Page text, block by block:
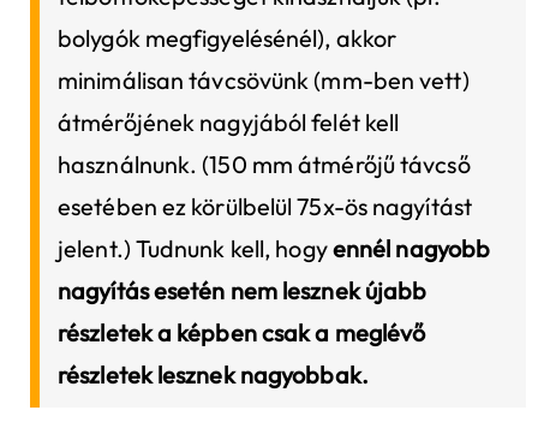
bolygók megfigyelésénél), akkor
minimálisan távcsövünk (mm-ben vett)
átmérőjének nagyjából felét kell
használnunk. (150 mm átmérőjű távcső
esetében ez körülbelül 75x-ös nagyítást
jelent.) Tudnunk kell, hogyennél nagyobb
nagyítás esetén nem lesznek újabb
részletek a képben csak a meglévő
részletek lesznek nagyobbak.